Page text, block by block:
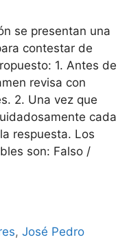
se presentan una
contestar de
1. Antes de
revisa con
2. Una vez que
cada
respuesta. Los
son: Falso /
,José Pedro